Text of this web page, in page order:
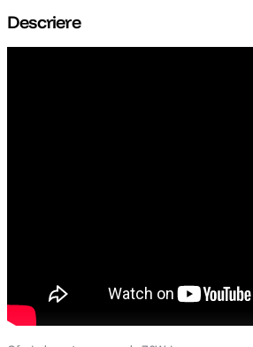
Descriere